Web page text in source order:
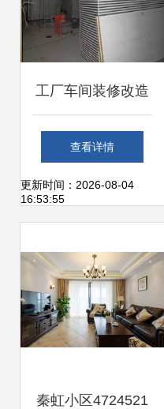
工厂车间装修改造
与翻新升级工程 防
火隔热与装饰装修
查看详情
更新时间：2026-08-04
16:53:55
秦虹小区4724521